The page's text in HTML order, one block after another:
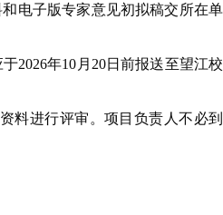
电子版专家意见初拟稿交所在单
2026年10月20日前报送至望江校
料进行评审。项目负责人不必到